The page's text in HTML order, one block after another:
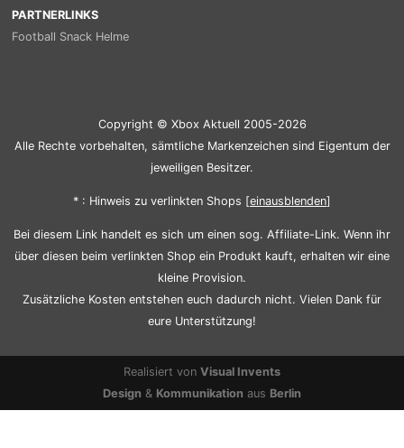
PARTNERLINKS
Football Snack Helme
Copyright © Xbox Aktuell 2005-2026
Alle Rechte vorbehalten, sämtliche Markenzeichen sind Eigentum der
jeweiligen Besitzer.
* : Hinweis zu verlinkten Shops [einausblenden]
Bei diesem Link handelt es sich um einen sog. Affiliate-Link. Wenn ihr
über diesen beim verlinkten Shop ein Produkt kauft, erhalten wir eine
kleine Provision.
Zusätzliche Kosten entstehen euch dadurch nicht. Vielen Dank für
eure Unterstützung!
Realisiert von Visual Invents
Design & Kommunikation aus Berlin